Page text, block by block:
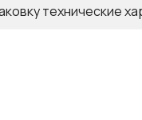
технические